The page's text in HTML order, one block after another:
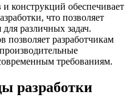
конструкций обеспечивает
что позволяет
различных задач.
разработчикам
требованиям.
разработки